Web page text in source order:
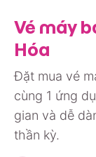
Vé máy
Hóa
Đặt mua vé
cùng 1 ứng
gian và dễ
thần kỳ.